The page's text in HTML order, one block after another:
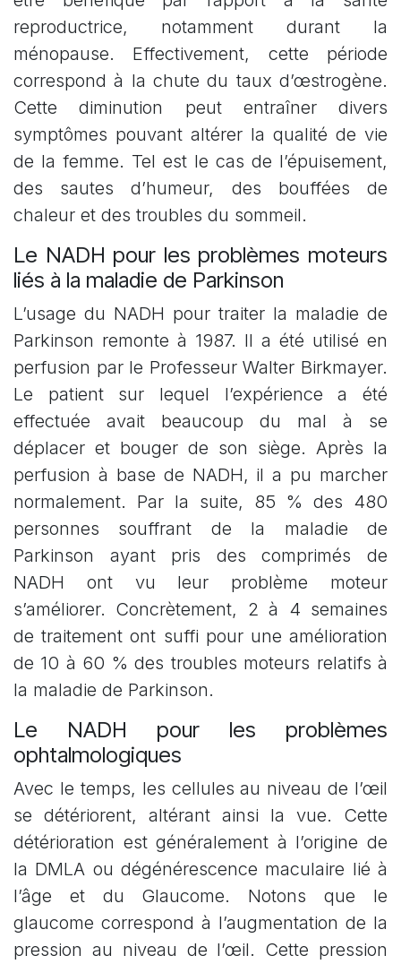
reproductrice, notamment durant la
ménopause. Effectivement, cette période
correspond à la chute du taux d’œstrogène.
Cette diminution peut entraîner divers
symptômes pouvant altérer la qualité de vie
de la femme. Tel est le cas de l’épuisement,
des sautes d’humeur, des bouffées de
chaleur et des troubles du sommeil.
Le NADH pour les problèmes moteurs
liés à la maladie de Parkinson
L’usage du NADH pour traiter la maladie de
Parkinson remonte à 1987. Il a été utilisé en
perfusion par le Professeur Walter Birkmayer.
Le patient sur lequel l’expérience a été
effectuée avait beaucoup du mal à se
déplacer et bouger de son siège. Après la
perfusion à base de NADH, il a pu marcher
normalement. Par la suite, 85 % des 480
personnes souffrant de la maladie de
Parkinson ayant pris des comprimés de
NADH ont vu leur problème moteur
s’améliorer. Concrètement, 2 à 4 semaines
de traitement ont suffi pour une amélioration
de 10 à 60 % des troubles moteurs relatifs à
la maladie de Parkinson.
Le NADH pour les problèmes
ophtalmologiques
Avec le temps, les cellules au niveau de l’œil
se détériorent, altérant ainsi la vue. Cette
détérioration est généralement à l’origine de
la DMLA ou dégénérescence maculaire lié à
l’âge et du Glaucome. Notons que le
glaucome correspond à l’augmentation de la
pression au niveau de l’œil. Cette pression